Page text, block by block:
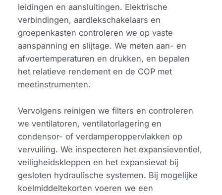
leidingen en aansluitingen. Elektrische
verbindingen, aardlekschakelaars en
groepenkasten controleren we op vaste
aanspanning en slijtage. We meten aan- en
afvoertemperaturen en drukken, en bepalen
het relatieve rendement en de COP met
meetinstrumenten.
Vervolgens reinigen we filters en controleren
we ventilatoren, ventilatorlagering en
condensor- of verdamperoppervlakken op
vervuiling. We inspecteren het expansieventiel,
veiligheidskleppen en het expansievat bij
gesloten hydraulische systemen. Bij mogelijke
koelmiddeltekorten voeren we een